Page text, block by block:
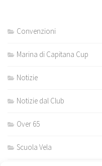
Convenzioni
Marina di Capitana Cup
Notizie
Notizie dal Club
Over 65
Scuola Vela